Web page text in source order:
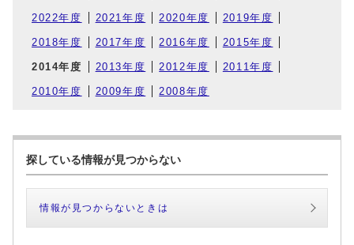
2022年度 2021年度 2020年度 2019年度
2018年度 2017年度 2016年度 2015年度
2014年度 2013年度 2012年度 2011年度
2010年度 2009年度 2008年度
探している情報が見つからない
情報が見つからないときは